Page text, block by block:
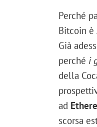
Perché
Bitcoin è
Già
perché i
della
ad
scorsa